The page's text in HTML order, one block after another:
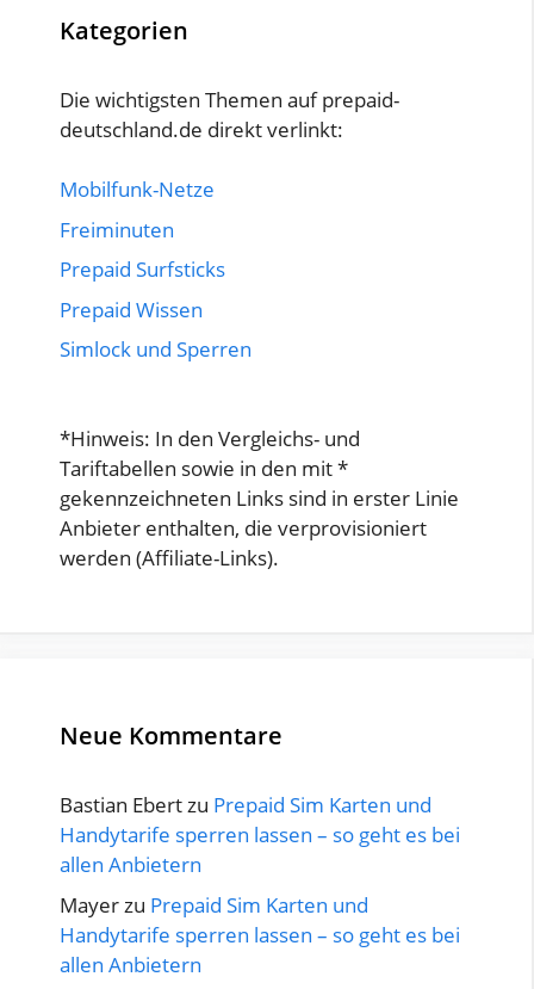
Kategorien
Die wichtigsten Themen auf prepaid-
deutschland.de direkt verlinkt:
Mobilfunk-Netze
Freiminuten
Prepaid Surfsticks
Prepaid Wissen
Simlock und Sperren
*Hinweis: In den Vergleichs- und
Tariftabellen sowie in den mit *
gekennzeichneten Links sind in erster Linie
Anbieter enthalten, die verprovisioniert
werden (Affiliate-Links).
Neue Kommentare
Bastian Ebertzu Prepaid Sim Karten und
Handytarife sperren lassen – so geht es bei
allen Anbietern
Mayerzu Prepaid Sim Karten und
Handytarife sperren lassen – so geht es bei
allen Anbietern